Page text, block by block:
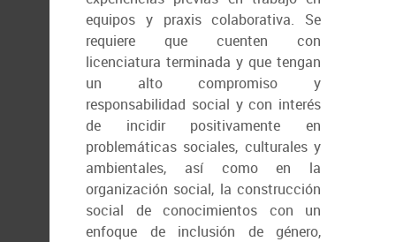
equipos y praxis colaborativa. Se
requiere que cuenten con
licenciatura terminada y que tengan
un alto compromiso y
responsabilidad social y con interés
de incidir positivamente en
problemáticas sociales, culturales y
ambientales, así como en la
organización social, la construcción
social de conocimientos con un
enfoque de inclusión de género,